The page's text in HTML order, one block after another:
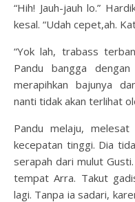
“Hih! Jauh-jauh lo.”
kesal. “Udah cepet,ah.
“Yok lah, trabass
Pandu bangga
merapihkan bajunya
nanti tidak akan terlihat
Pandu melaju,
kecepatan tinggi. Dia
serapah dari mulut
tempat Arra. Takut
lagi. Tanpa ia sadari,